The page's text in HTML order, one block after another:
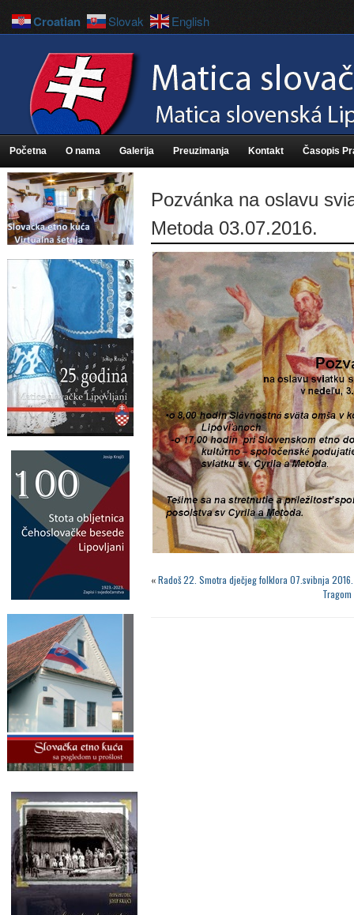
Početna O nama Galerija Preuzimanja Kontakt Časopis
Pozvánka na oslavu
Metoda 03.07.2016.
«Radoš 22. Smotra dječjeg folklora 07.svibnja
Croatian Slovak English